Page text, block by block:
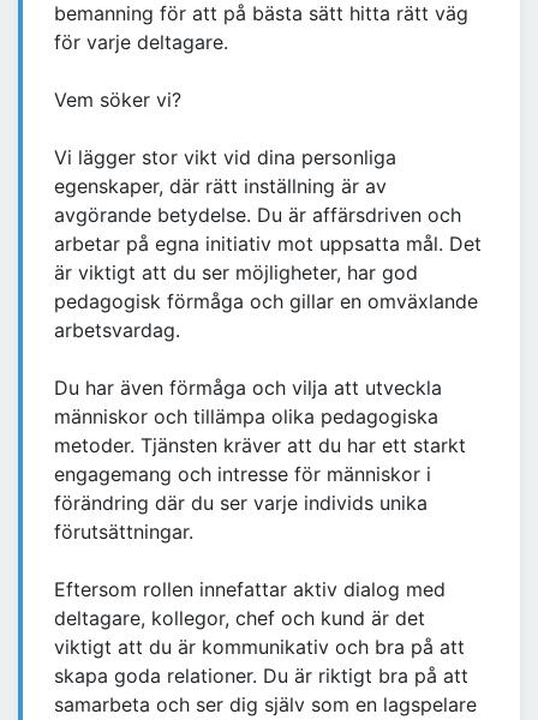
bemanning för att på bästa sätt hitta rätt väg
för varje deltagare.
Vem söker vi?
Vi lägger stor vikt vid dina personliga
egenskaper, där rätt inställning är av
avgörande betydelse. Du är affärsdriven och
arbetar på egna initiativ mot uppsatta mål. Det
är viktigt att du ser möjligheter, har god
pedagogisk förmåga och gillar en omväxlande
arbetsvardag.
Du har även förmåga och vilja att utveckla
människor och tillämpa olika pedagogiska
metoder. Tjänsten kräver att du har ett starkt
engagemang och intresse för människor i
förändring där du ser varje individs unika
förutsättningar.
Eftersom rollen innefattar aktiv dialog med
deltagare, kollegor, chef och kund är det
viktigt att du är kommunikativ och bra på att
skapa goda relationer. Du är riktigt bra på att
samarbeta och ser dig själv som en lagspelare